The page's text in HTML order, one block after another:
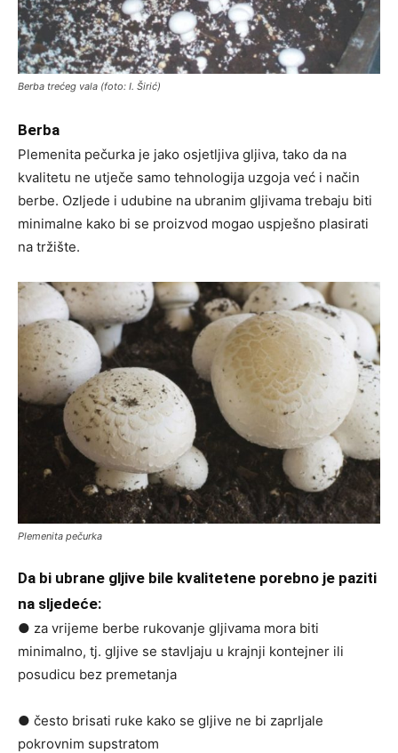
Berba trećeg vala (foto: I. Širić)
Berba
Plemenita pečurka je jako osjetljiva gljiva, tako da na
kvalitetu ne utječe samo tehnologija uzgoja već i način
berbe. Ozljede i udubine na ubranim gljivama trebaju biti
minimalne kako bi se proizvod mogao uspješno plasirati
na tržište.
Plemenita pečurka
Da bi ubrane gljive bile kvalitetene porebno je paziti
na sljedeće:
● za vrijeme berbe rukovanje gljivama mora biti
minimalno, tj. gljive se stavljaju u krajnji kontejner ili
posudicu bez premetanja
● često brisati ruke kako se gljive ne bi zaprljale
pokrovnim supstratom